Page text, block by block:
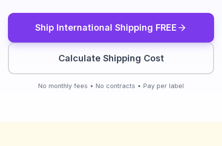
Ship International Shipping FREE
Calculate Shipping Cost
No monthly fees • No contracts • Pay per label